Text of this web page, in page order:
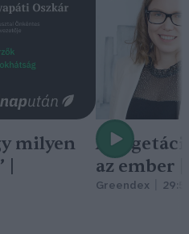
milyen
A
az ember
Greendex